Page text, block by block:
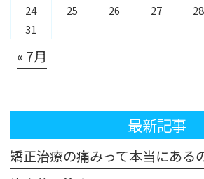
24 25 26 27 28
31
« 7月
最新記事